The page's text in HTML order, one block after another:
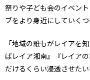
祭りや子ども会のイベン
ブをより身近にしていくつ
「地域の誰もがレイアを
ばレイア湘南』『レイア
だけるくらい浸透させたい